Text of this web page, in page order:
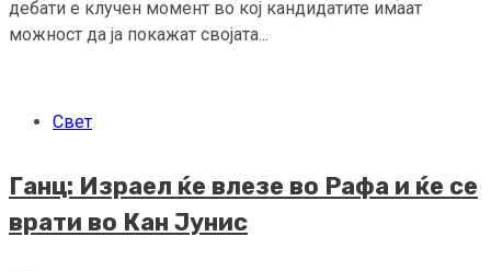
дебати е клучен момент во кој кандидатите имаат
можност да ја покажат својата...
Свет
Ганц: Израел ќе влезе во Рафа и ќе се
врати во Кан Јунис